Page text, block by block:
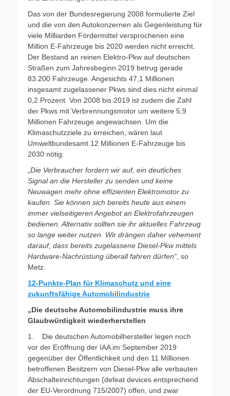
Das von der Bundesregierung 2008 formulierte Ziel
und die von den Autokonzernen als Gegenleistung für
viele Milliarden Fördermittel versprochenen eine
Million E-Fahrzeuge bis 2020 werden nicht erreicht.
Der Bestand an reinen Elektro-Pkw auf deutschen
Straßen zum Jahresbeginn 2019 betrug gerade
83.200 Fahrzeuge. Angesichts 47,1 Millionen
insgesamt zugelassener Pkws sind dies nicht einmal
0,2 Prozent. Von 2008 bis 2019 ist zudem die Zahl
der Pkws mit Verbrennungsmotor um weitere 5,9
Millionen Fahrzeuge angewachsen. Um die
Klimaschutzziele zu erreichen, wären laut
Umweltbundesamt 12 Millionen E-Fahrzeuge bis
2030 nötig.
„Die Verbraucher fordern wir auf, ein deutliches
Signal an die Hersteller zu senden und keine
Neuwagen mehr ohne effizienten Elektromotor zu
kaufen. Sie können sich bereits heute aus einem
immer vielseitigeren Angebot an Elektrofahrzeugen
bedienen. Alternativ sollten sie ihr aktuelles Fahrzeug
so lange weiter nutzen. Wir drängen daher vehement
darauf, dass bereits zugelassene Diesel-Pkw mittels
Hardware-Nachrüstung überall fahren dürfen“ , so
Metz.
12-Punkte-Plan für Klimaschutz und eine
zukunftsfähige Automobilindustrie
„Die deutsche Automobilindustrie muss ihre
Glaubwürdigkeit wiederherstellen
1. Die deutschen Automobilhersteller legen noch
vor der Eröffnung der IAA im September 2019
gegenüber der Öffentlichkeit und den 11 Millionen
betroffenen Besitzern von Diesel-Pkw alle verbauten
Abschalteinrichtungen (defeat devices entsprechend
der EU-Verordnung 715/2007) offen, und zwar